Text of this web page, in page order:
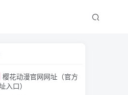
樱花动漫官网网址（官方
入口）